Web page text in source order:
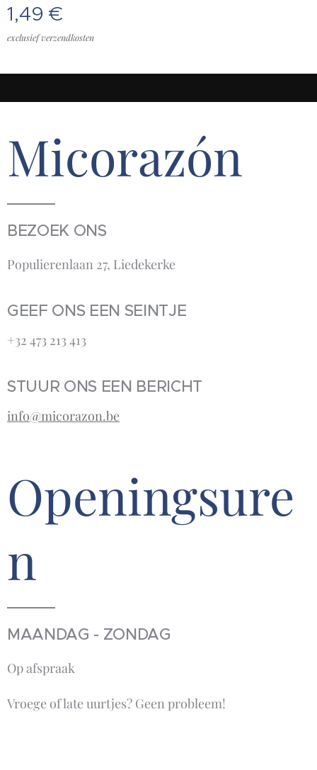
1,49 €
exclusief verzendkosten
Micorazón
BEZOEK ONS
Populierenlaan 27, Liedekerke
GEEF ONS EEN SEINTJE
+32 473 213 413‬
STUUR ONS EEN BERICHT
info@micorazon.be
Openingsure
n
MAANDAG - ZONDAG
Op afspraak
Vroege of late uurtjes? Geen probleem!